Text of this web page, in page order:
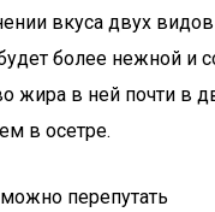
вкуса двух
более нежной и
жира в ней почти в
в осетре.
перепутать